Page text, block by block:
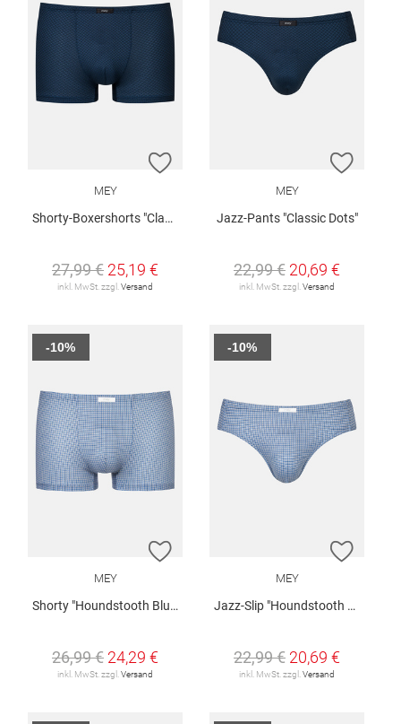
ZUR WUNSCHLISTE HINZUFÜGEN
MEY
Shorty-Boxershorts "Classic Dots"
27,99 € 25,19 €
inkl. MwSt. zzgl. Versand
ZUR
MEY
Jazz-Pants "Classic Dots"
22,99 € 20,69 €
inkl. MwSt. zzgl. Versand
ZUR WUNSCHLISTE HINZUFÜGEN
MEY
Shorty "Houndstooth Blue"
26,99 € 24,29 €
inkl. MwSt. zzgl.Versand
-10%
ZUR
MEY
Jazz-Slip "Houndstooth Blue"
22,99 € 20,69 €
inkl. MwSt. zzgl.Versand
-10%